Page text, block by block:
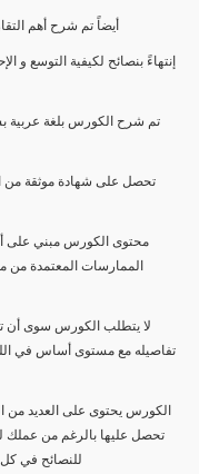
أيضاً تم شرح أهم
إنتهاءً بنصائح لكيفية التوسع
تم شرح الكورس بلغة عربية
تحصل على شهادة موثقة من
محتوى الكورس مبني على
الممارسات المعتمدة من
لا يتطلب الكورس سوى أن
تفاصيله مع مستوى أساس في
الكورس يحتوى على العديد من
تحصل عليها بالرغم من عملك
للنصائح في